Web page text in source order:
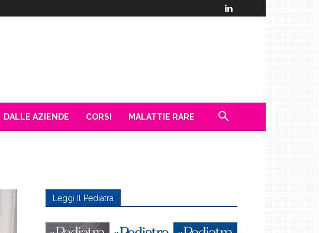
DALLE AZIENDE CORSI MALATTIE RARE
Leggi Il Pediatra